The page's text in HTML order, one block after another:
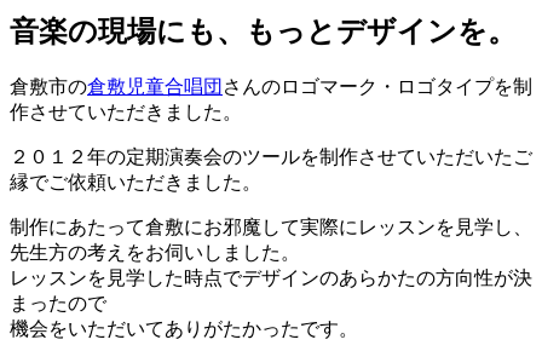
音楽の現場にも、もっとデザインを。
倉敷市の倉敷児童合唱団 さんのロゴマーク・ロゴタイプを制
作させていただきました。
２０１２年の定期演奏会のツールを制作させていただいたご
縁でご依頼いただきました。
制作にあたって倉敷にお邪魔して実際にレッスンを見学し、
先生方の考えをお伺いしました。
レッスンを見学した時点でデザインのあらかたの方向性が決
まったので
機会をいただいてありがたかったです。